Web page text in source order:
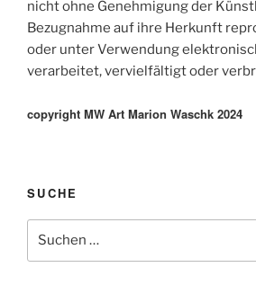
nicht ohne Genehmigung der
Bezugnahme auf ihre Herkunft
oder unter Verwendung
verarbeitet, vervielfältigt oder
copyright MW Art Marion Waschk 2024
SUCHE
Suche
nach: